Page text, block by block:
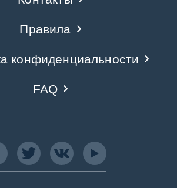
Правила
конфиденциальности
FAQ